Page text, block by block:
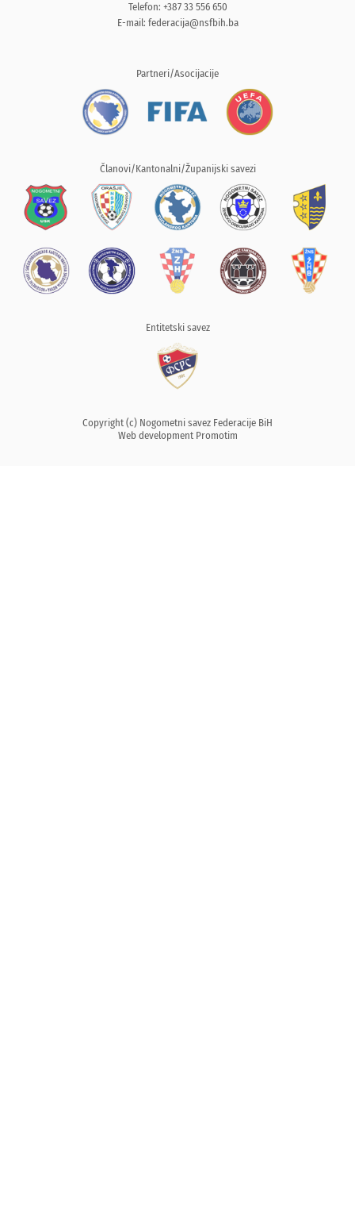
Telefon: +387 33 556 650
E-mail: federacija@nsfbih.ba
Partneri/Asocijacije
Članovi/Kantonalni/Županijski savezi
Entitetski savez
Copyright (c) Nogometni savez Federacije BiH
Web development Promotim